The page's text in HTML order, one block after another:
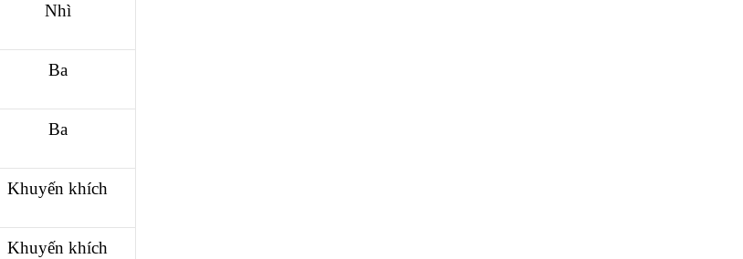
Nhì
Ba
Ba
Khuyến khích
Khuyến khích